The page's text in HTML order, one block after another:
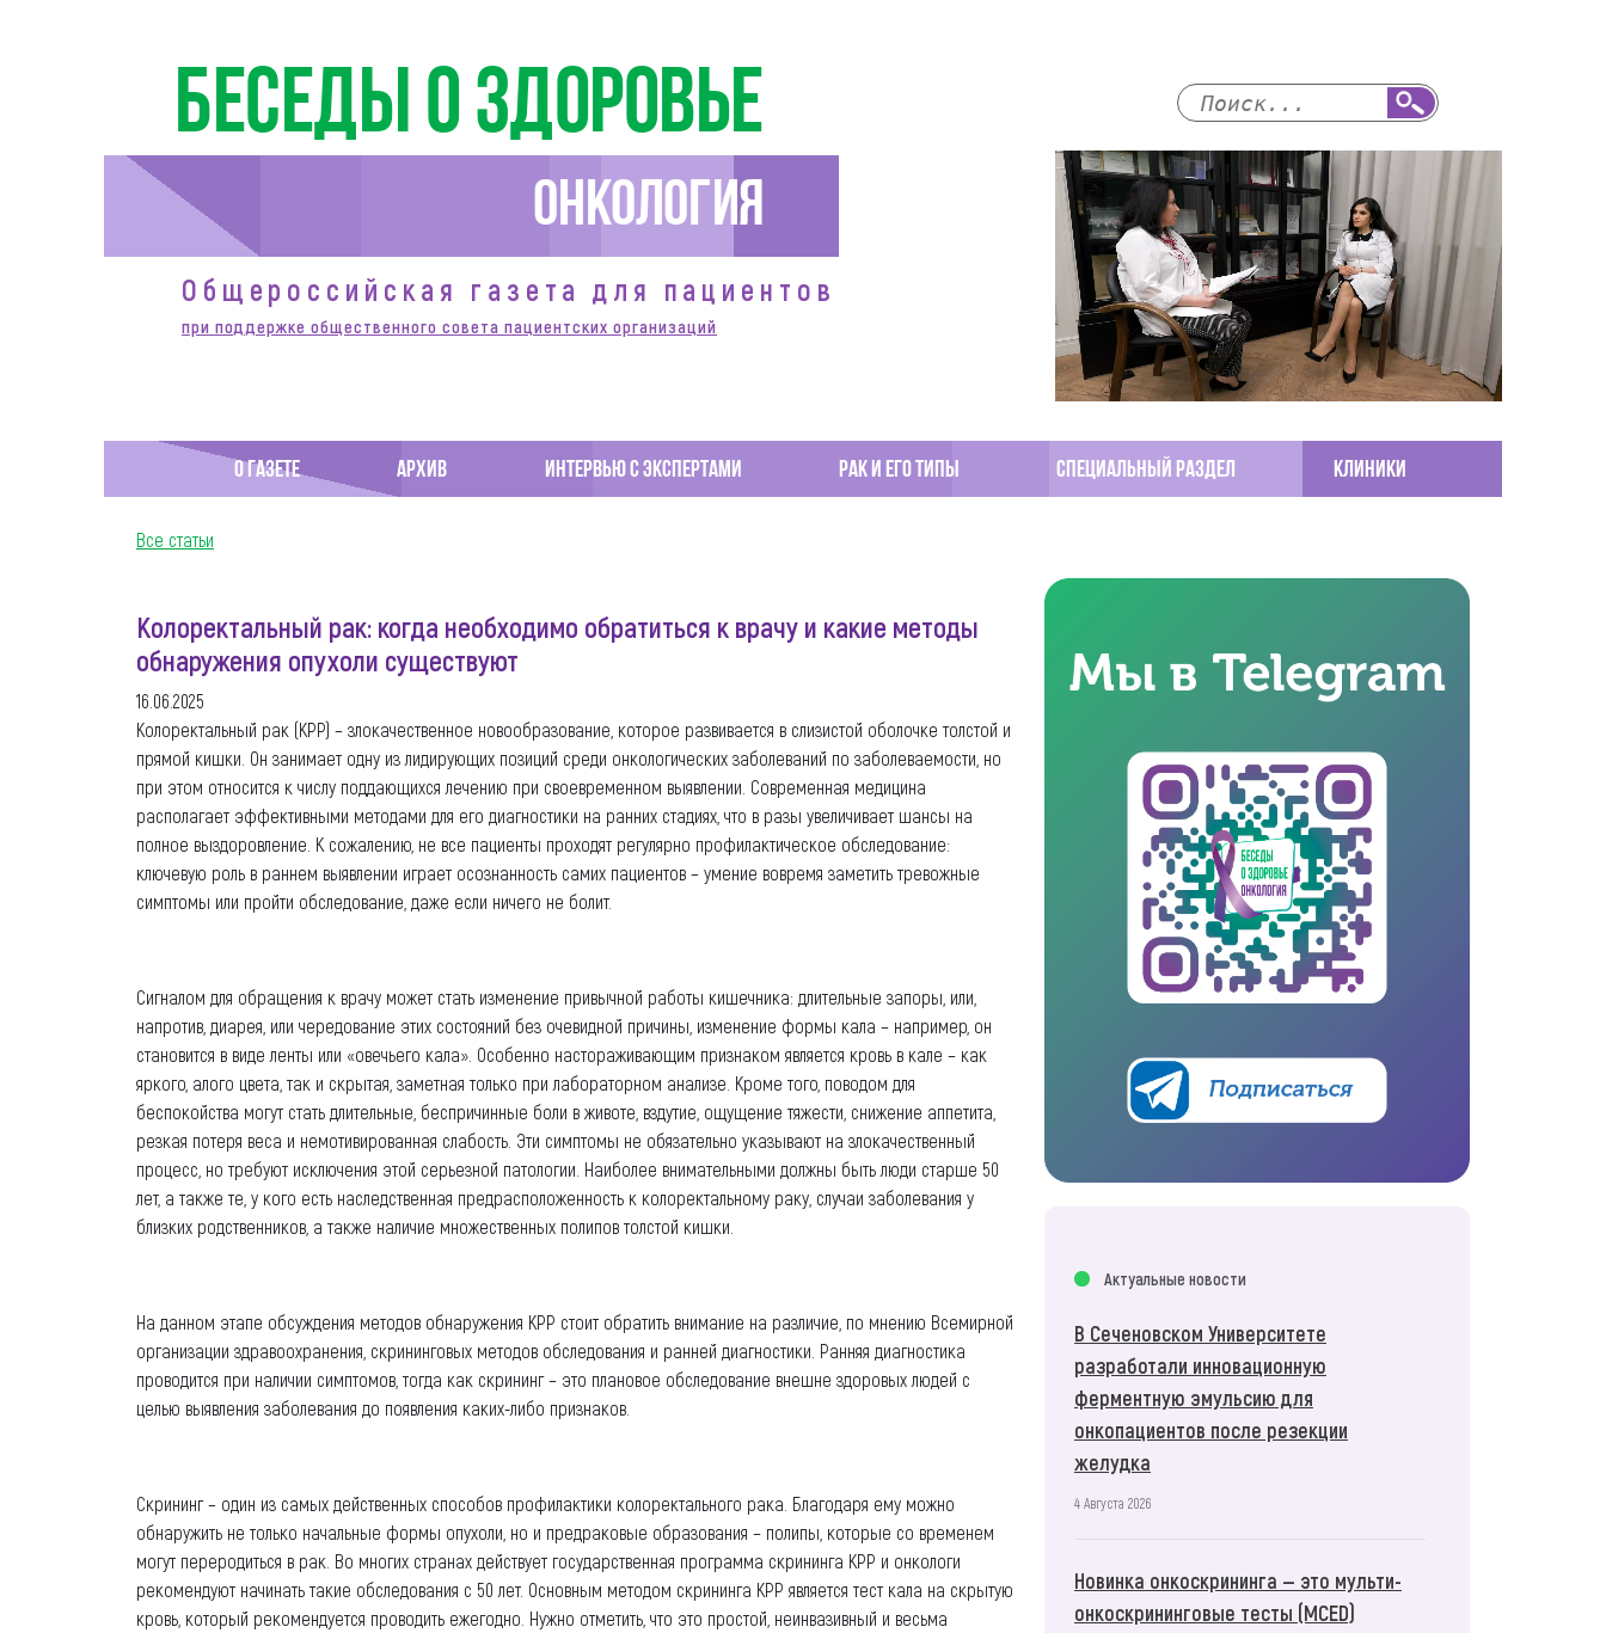
Беседы о здоровье
Онкология
Общероссийская газета для пациентов
при поддержке общественного совета пациентских организаций
О ГАЗЕТЕ АРХИВ Интервью с экспертами Рак и его типы Специальный раздел КЛИНИКИ
Все статьи
Колоректальный рак: когда необходимо обратиться к врачу и какие методы
обнаружения опухоли существуют
16.06.2025
Колоректальный рак (КРР) – злокачественное новообразование, которое развивается в слизистой оболочке толстой и
прямой кишки. Он занимает одну из лидирующих позиций среди онкологических заболеваний по заболеваемости, но
при этом относится к числу поддающихся лечению при своевременном выявлении. Современная медицина
располагает эффективными методами для его диагностики на ранних стадиях, что в разы увеличивает шансы на
полное выздоровление. К сожалению, не все пациенты проходят регулярно профилактическое обследование:
ключевую роль в раннем выявлении играет осознанность самих пациентов – умение вовремя заметить тревожные
симптомы или пройти обследование, даже если ничего не болит.
Сигналом для обращения к врачу может стать изменение привычной работы кишечника: длительные запоры, или,
напротив, диарея, или чередование этих состояний без очевидной причины, изменение формы кала – например, он
становится в виде ленты или «овечьего кала». Особенно настораживающим признаком является кровь в кале – как
яркого, алого цвета, так и скрытая, заметная только при лабораторном анализе. Кроме того, поводом для
беспокойства могут стать длительные, беспричинные боли в животе, вздутие, ощущение тяжести, снижение аппетита,
резкая потеря веса и немотивированная слабость. Эти симптомы не обязательно указывают на злокачественный
процесс, но требуют исключения этой серьезной патологии. Наиболее внимательными должны быть люди старше 50
лет, а также те, у кого есть наследственная предрасположенность к колоректальному раку, случаи заболевания у
близких родственников, а также наличие множественных полипов толстой кишки.
На данном этапе обсуждения методов обнаружения КРР стоит обратить внимание на различие, по мнению Всемирной
организации здравоохранения, скрининговых методов обследования и ранней диагностики. Ранняя диагностика
проводится при наличии симптомов, тогда как скрининг – это плановое обследование внешне здоровых людей с
целью выявления заболевания до появления каких-либо признаков.
Скрининг – один из самых действенных способов профилактики колоректального рака. Благодаря ему можно
обнаружить не только начальные формы опухоли, но и предраковые образования – полипы, которые со временем
могут переродиться в рак. Во многих странах действует государственная программа скрининга КРР и онкологи
рекомендуют начинать такие обследования с 50 лет. Основным методом скрининга КРР является тест кала на скрытую
кровь, который рекомендуется проводить ежегодно. Нужно отметить, что это простой, неинвазивный и весьма
Актуальные новости
В Сеченовском Университете
разработали инновационную
ферментную эмульсию для
онкопациентов после резекции
желудка
4 Августа 2026
Новинка онкоскрининга — это мульти-
онкоскрининговые тесты (MCED)